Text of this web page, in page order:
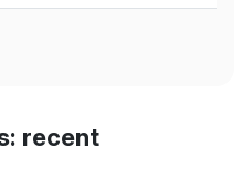
recent